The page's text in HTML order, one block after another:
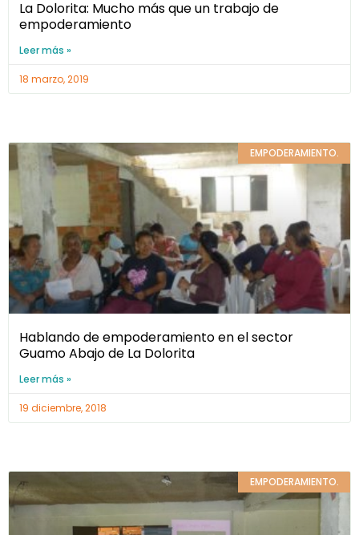
La Dolorita: Mucho más que un trabajo de
empoderamiento
Leer más »
18 marzo, 2019
EMPODERAMIENTO.
Hablando de empoderamiento en el sector
Guamo Abajo de La Dolorita
Leer más »
19 diciembre, 2018
EMPODERAMIENTO.